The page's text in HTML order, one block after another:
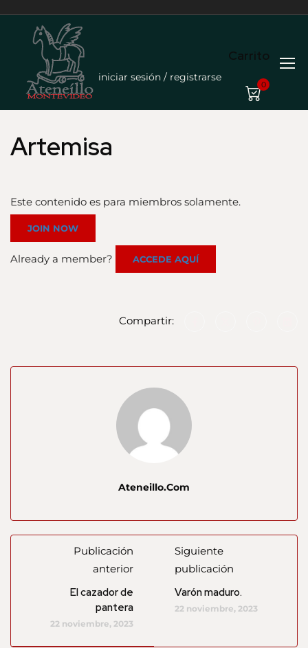
iniciar sesión / registrarse
Carrito
0
Artemisa
Este contenido es para miembros solamente.
JOIN NOW
Already a member? ACCEDE AQUÍ
Compartir:
Ateneillo.com
Publicación
anterior
El cazador de
pantera
22 noviembre, 2023
Siguiente
publicación
Varón maduro.
22 noviembre, 2023